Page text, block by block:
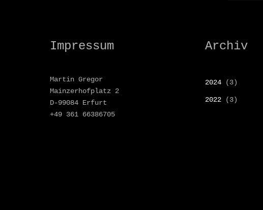
Impressum
Martin Gregor
Mainzerhofplatz 2
D-99084 Erfurt
+49 361 66386705
Archiv
2024(3)
2022(3)